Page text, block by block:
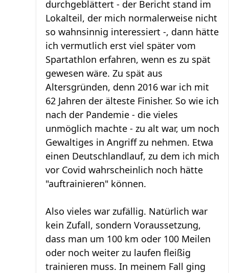
durchgeblättert - der Bericht stand im
Lokalteil, der mich normalerweise nicht
so wahnsinnig interessiert -, dann hätte
ich vermutlich erst viel später vom
Spartathlon erfahren, wenn es zu spät
gewesen wäre. Zu spät aus
Altersgründen, denn 2016 war ich mit
62 Jahren der älteste Finisher. So wie ich
nach der Pandemie - die vieles
unmöglich machte - zu alt war, um noch
Gewaltiges in Angriff zu nehmen. Etwa
einen Deutschlandlauf, zu dem ich mich
vor Covid wahrscheinlich noch hätte
"auftrainieren" können.
Also vieles war zufällig. Natürlich war
kein Zufall, sondern Voraussetzung,
dass man um 100 km oder 100 Meilen
oder noch weiter zu laufen fleißig
trainieren muss. In meinem Fall ging